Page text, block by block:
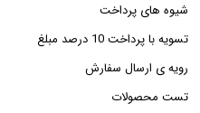
شیوه های پرداخت
تسویه با پرداخت 10 درصد مبلغ
رویه ی ارسال سفارش
تست محصولات